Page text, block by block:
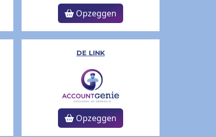
Opzeggen
DE LINK
Opzeggen